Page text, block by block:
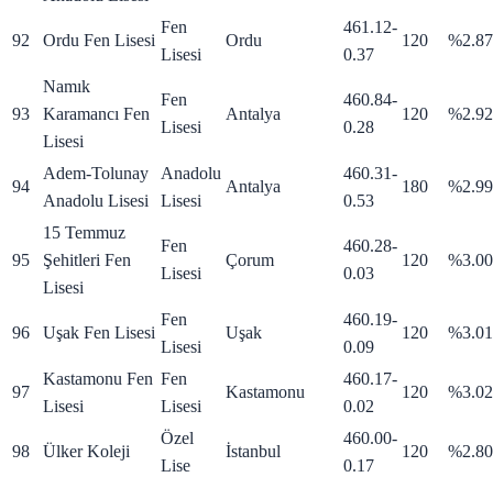
92 Ordu Fen Lisesi
Fen
Lisesi
Ordu
461.12-
0.37
120 %2.87
93
Namık
Karamancı Fen
Lisesi
Fen
Lisesi
Antalya
460.84-
0.28
120 %2.92
94
Adem-Tolunay
Anadolu Lisesi
Anadolu
Lisesi
Antalya
460.31-
0.53
180 %2.99
95
15 Temmuz
Şehitleri Fen
Lisesi
Fen
Lisesi
Çorum
460.28-
0.03
120 %3.00
96 Uşak Fen Lisesi
Fen
Lisesi
Uşak
460.19-
0.09
120 %3.01
97
Kastamonu Fen
Lisesi
Fen
Lisesi
Kastamonu
460.17-
0.02
120 %3.02
98 Ülker Koleji
Özel
Lise
İstanbul
460.00-
0.17
120 %2.80